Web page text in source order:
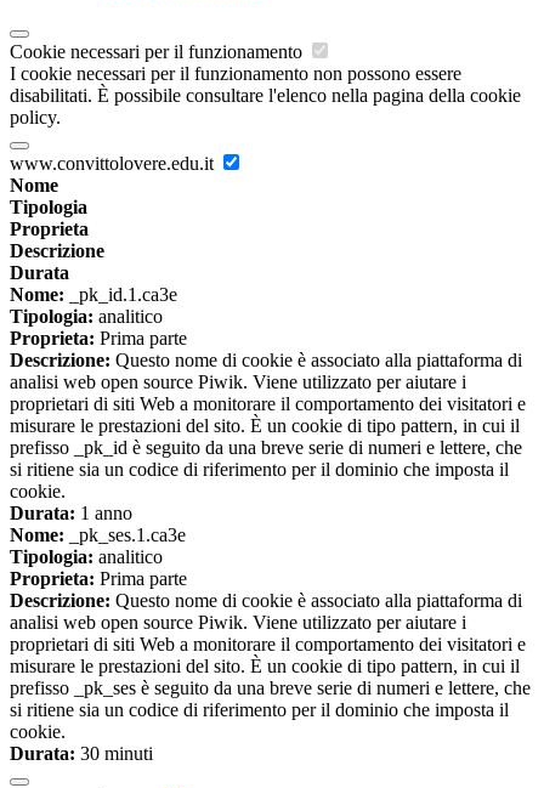
Cookie necessari per il funzionamento
I cookie necessari per il funzionamento non possono essere
disabilitati. È possibile consultare l'elenco nella pagina della cookie
policy.
www.convittolovere.edu.it
Nome
Tipologia
Proprieta
Descrizione
Durata
Nome: _pk_id.1.ca3e
Tipologia: analitico
Proprieta: Prima parte
Descrizione: Questo nome di cookie è associato alla piattaforma di
analisi web open source Piwik. Viene utilizzato per aiutare i
proprietari di siti Web a monitorare il comportamento dei visitatori e
misurare le prestazioni del sito. È un cookie di tipo pattern, in cui il
prefisso _pk_id è seguito da una breve serie di numeri e lettere, che
si ritiene sia un codice di riferimento per il dominio che imposta il
cookie.
Durata: 1 anno
Nome: _pk_ses.1.ca3e
Tipologia: analitico
Proprieta: Prima parte
Descrizione: Questo nome di cookie è associato alla piattaforma di
analisi web open source Piwik. Viene utilizzato per aiutare i
proprietari di siti Web a monitorare il comportamento dei visitatori e
misurare le prestazioni del sito. È un cookie di tipo pattern, in cui il
prefisso _pk_ses è seguito da una breve serie di numeri e lettere, che
si ritiene sia un codice di riferimento per il dominio che imposta il
cookie.
Durata: 30 minuti